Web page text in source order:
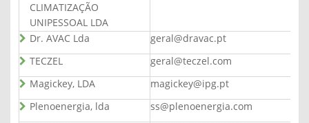
CLIMATIZAÇÃO
UNIPESSOAL LDA
Dr. AVAC Lda
geral@dravac.pt
TECZEL
geral@teczel.com
Magickey, LDA
magickey@ipg.pt
Plenoenergia, lda
ss@plenoenergia.com